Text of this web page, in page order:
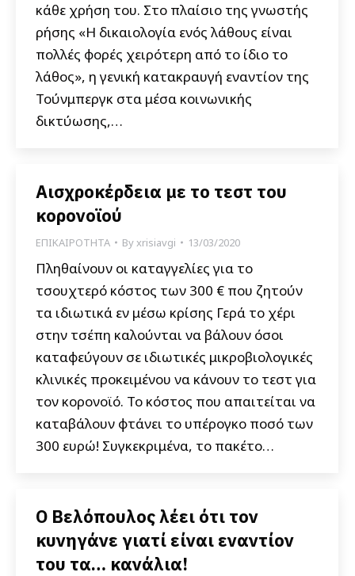
κάθε χρήση του. Στο πλαίσιο της γνωστής
ρήσης «Η δικαιολογία ενός λάθους είναι
πολλές φορές χειρότερη από το ίδιο το
λάθος», η γενική κατακραυγή εναντίον της
Τούνμπεργκ στα μέσα κοινωνικής
δικτύωσης,…
Αισχροκέρδεια με το τεστ του
κορονοϊού
ΕΠΙΚΑΙΡΟΤΗΤΑ Byxrisiavgi 13/03/2020
Πληθαίνουν οι καταγγελίες για το
τσουχτερό κόστος των 300 € που ζητούν
τα ιδιωτικά εν μέσω κρίσης Γερά το χέρι
στην τσέπη καλούνται να βάλουν όσοι
καταφεύγουν σε ιδιωτικές μικροβιολογικές
κλινικές προκειμένου να κάνουν το τεστ για
τον κορονοϊό. Το κόστος που απαιτείται να
καταβάλουν φτάνει το υπέρογκο ποσό των
300 ευρώ! Συγκεκριμένα, το πακέτο…
O Βελόπουλος λέει ότι τον
κυνηγάνε γιατί είναι εναντίον
του τα… κανάλια!